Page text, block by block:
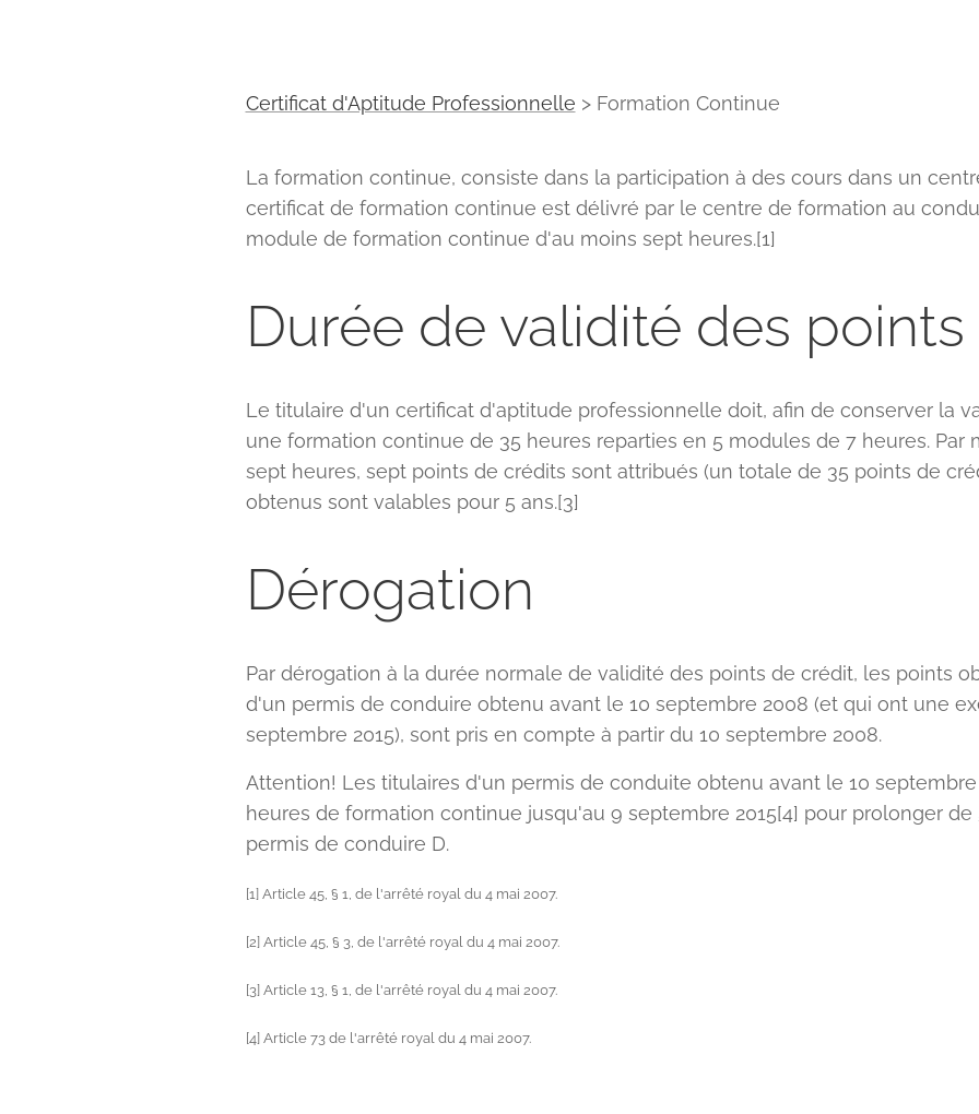
Certificat d'Aptitude Professionnelle > Formation Continue
La formation continue, consiste dans la participation à des cours dans un
certificat de formation continue est délivré par le centre de formation au
module de formation continue d'au moins sept heures.[1]
Durée de validité des
Le titulaire d'un certificat d'aptitude professionnelle doit, afin de conserver la
une formation continue de 35 heures reparties en 5 modules de 7 heures. Par
sept heures, sept points de crédits sont attribués (un totale de 35 points de
obtenus sont valables pour 5 ans.[3]
Dérogation
Par dérogation à la durée normale de validité des points de crédit, les points
d'un permis de conduire obtenu avant le 10 septembre 2008 (et qui ont une
septembre 2015), sont pris en compte à partir du 10 septembre 2008.
Attention! Les titulaires d'un permis de conduite obtenu avant le 10
heures de formation continue jusqu'au 9 septembre 2015[4] pour prolonger
permis de conduire D.
[1] Article 45, § 1, de l'arrêté royal du 4 mai 2007.
[2] Article 45, § 3, de l'arrêté royal du 4 mai 2007.
[3] Article 13, § 1, de l'arrêté royal du 4 mai 2007.
[4] Article 73 de l'arrêté royal du 4 mai 2007.